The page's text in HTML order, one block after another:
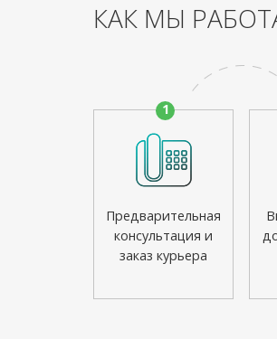
КАК МЫ
1
Предварительная
консультация и
заказ курьера